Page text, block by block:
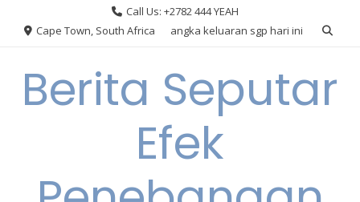
Call Us: +2782 444 YEAH
Cape Town, South Africa
angka keluaran sgp hari ini
Berita Seputar
Efek